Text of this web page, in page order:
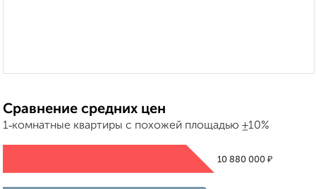
Сравнение средних цен
1‑комнатные квартиры с похожей площадью ±10%
10 880 000 ₽